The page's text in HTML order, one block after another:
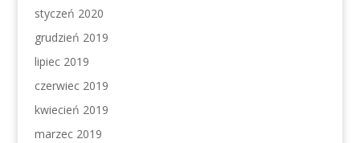
styczeń 2020
grudzień 2019
lipiec 2019
czerwiec 2019
kwiecień 2019
marzec 2019